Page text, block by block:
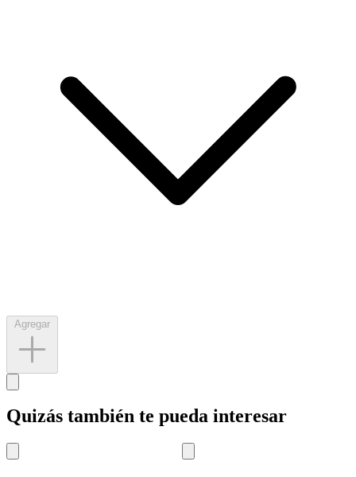
Quizás también te pueda interesar